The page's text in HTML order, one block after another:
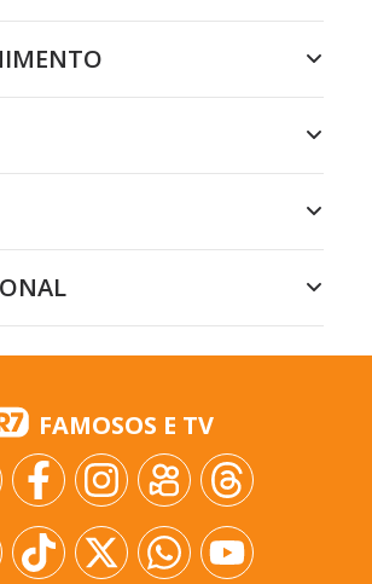
FAMOSOS E TV